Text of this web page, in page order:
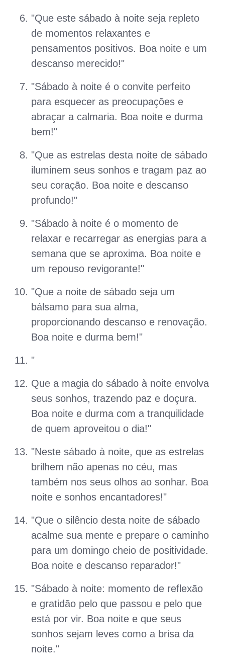
"Que este sábado à noite seja repleto
de momentos relaxantes e
pensamentos positivos. Boa noite e um
descanso merecido!"
"Sábado à noite é o convite perfeito
para esquecer as preocupações e
abraçar a calmaria. Boa noite e durma
bem!"
"Que as estrelas desta noite de sábado
iluminem seus sonhos e tragam paz ao
seu coração. Boa noite e descanso
profundo!"
"Sábado à noite é o momento de
relaxar e recarregar as energias para a
semana que se aproxima. Boa noite e
um repouso revigorante!"
"Que a noite de sábado seja um
bálsamo para sua alma,
proporcionando descanso e renovação.
Boa noite e durma bem!"
"
Que a magia do sábado à noite envolva
seus sonhos, trazendo paz e doçura.
Boa noite e durma com a tranquilidade
de quem aproveitou o dia!"
"Neste sábado à noite, que as estrelas
brilhem não apenas no céu, mas
também nos seus olhos ao sonhar. Boa
noite e sonhos encantadores!"
"Que o silêncio desta noite de sábado
acalme sua mente e prepare o caminho
para um domingo cheio de positividade.
Boa noite e descanso reparador!"
"Sábado à noite: momento de reflexão
e gratidão pelo que passou e pelo que
está por vir. Boa noite e que seus
sonhos sejam leves como a brisa da
noite."